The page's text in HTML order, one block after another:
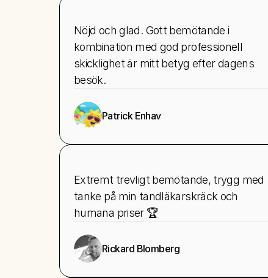
Nöjd och glad. Gott bemötande i
kombination med god professionell
skicklighet är mitt betyg efter dagens
besök.
Patrick Enhav
Extremt trevligt bemötande, trygg med
tanke på min tandläkarskräck och
humana priser 🏆
Rickard Blomberg